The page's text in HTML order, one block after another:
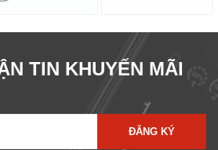
TIN KHUYẾN MÃI
ĐĂNG KÝ